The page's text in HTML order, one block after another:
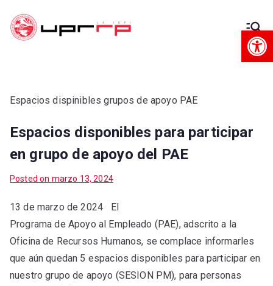
Administra
ción
Decanato de Administración
Espacios dispinibles grupos de apoyo PAE
Espacios disponibles para participar
en grupo de apoyo del PAE
Posted on marzo 13, 2024
13 de marzo de 2024 El
Programa de Apoyo al Empleado (PAE), adscrito a la
Oficina de Recursos Humanos, se complace informarles
que aún quedan 5 espacios disponibles para participar en
nuestro grupo de apoyo (SESION PM), para personas